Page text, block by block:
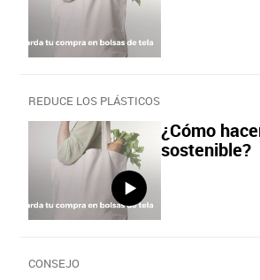
REDUCE LOS PLÁSTICOS
¿Cómo
sostenible?
CONSEJO